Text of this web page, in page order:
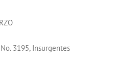
3195, Insurgentes